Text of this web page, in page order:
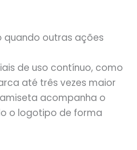
quando outras ações
de uso contínuo, como
até três vezes maior
acompanha o
o logotipo de forma